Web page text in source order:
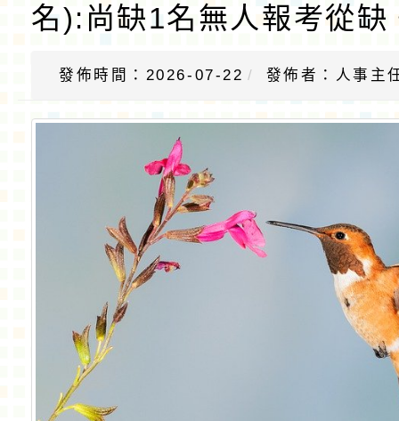
名):尚缺1名無人報考從缺
發佈時間：2026-07-22 發佈者：人事主